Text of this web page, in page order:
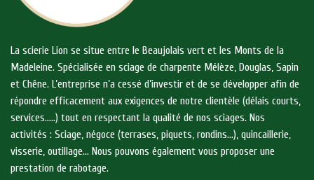
La scierie Lion se situe entre le Beaujolais vert et les Monts de la
Madeleine. Spécialisée en sciage de charpente Mélèze, Douglas, Sapin
et Chêne. L’entreprise n’a cessé d’investir et de se développer afin de
répondre efficacement aux exigences de notre clientèle (délais courts,
services…..) tout en respectant la qualité de nos sciages. Nos
activités : Sciage, négoce (terrases, piquets, rondins…), quincaillerie,
visserie, outillage… Nous pouvons également vous proposer une
prestation de rabotage.